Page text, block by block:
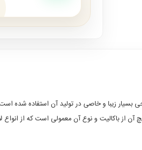
زیبا و خاصی در تولید آن استفاده شده
از باکالیت و نوع آن معمولی است که از